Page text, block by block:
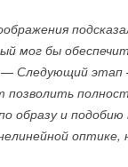
мог бы
—Следующий этап
позволить
образу и
начнется в
предусмотрены
в